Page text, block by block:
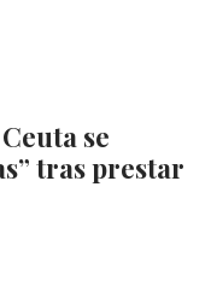
se
tras prestar